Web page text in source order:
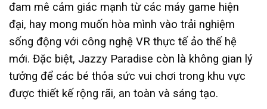
đam mê cảm giác mạnh từ các máy game hiện
đại, hay mong muốn hòa mình vào trải nghiệm
sống động với công nghệ VR thực tế ảo thế hệ
mới. Đặc biệt, Jazzy Paradise còn là không gian lý
tưởng để các bé thỏa sức vui chơi trong khu vực
được thiết kế rộng rãi, an toàn và sáng tạo.